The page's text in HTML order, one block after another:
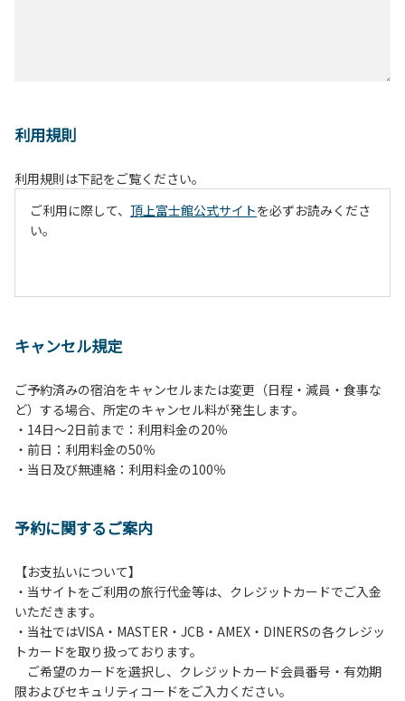
利用規則
利用規則は下記をご覧ください。
ご利用に際して、 頂上富士館公式サイトを必ずお読みくださ
い。
キャンセル規定
ご予約済みの宿泊をキャンセルまたは変更（日程・減員・食事な
ど）する場合、所定のキャンセル料が発生します。
・14日～2日前まで：利用料金の20％
・前日：利用料金の50％
・当日及び無連絡：利用料金の100％
予約に関するご案内
【お支払いについて】
・当サイトをご利用の旅行代金等は、クレジットカードでご入金
いただきます。
・当社ではVISA・MASTER・JCB・AMEX・DINERSの各クレジッ
トカードを取り扱っております。
ご希望のカードを選択し、クレジットカード会員番号・有効期
限およびセキュリティコードをご入力ください。